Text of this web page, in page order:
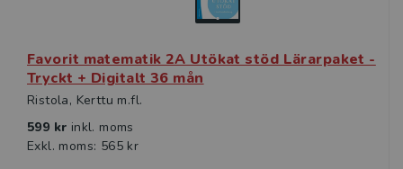
Favorit matematik 2A Utökat stöd Lärarpaket -
Tryckt + Digitalt 36 mån
Ristola, Kerttu m.fl.
599 kr inkl. moms
Exkl. moms: 565 kr